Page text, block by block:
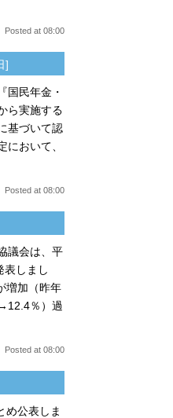
Posted at 08:00
]
国民年金・
ら実施する
基づいて認
おいて、
Posted at 08:00
議会は、平
表しまし
増加（昨年
％）過
Posted at 08:00
め公表しま